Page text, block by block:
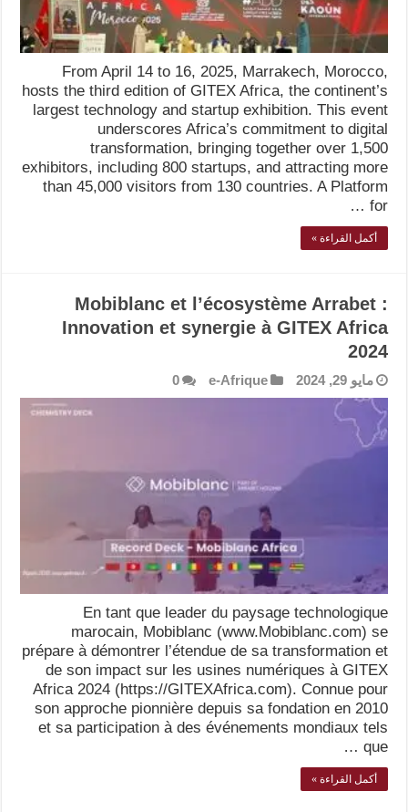
From April 14 to 16, 2025, Marrakech, Morocco,
hosts the third edition of GITEX Africa, the continent’s
largest technology and startup exhibition. This event
underscores Africa’s commitment to digital
transformation, bringing together over 1,500
exhibitors, including 800 startups, and attracting more
than 45,000 visitors from 130 countries. A Platform
for …
أكمل القراءة »
Mobiblanc et l’écosystème Arrabet :
Innovation et synergie à GITEX Africa
2024
مايو 29, 2024 e-Afrique
0
En tant que leader du paysage technologique
marocain, Mobiblanc (www.Mobiblanc.com) se
prépare à démontrer l’étendue de sa transformation et
de son impact sur les usines numériques à GITEX
Africa 2024 (https://GITEXAfrica.com). Connue pour
son approche pionnière depuis sa fondation en 2010
et sa participation à des événements mondiaux tels
que …
أكمل القراءة »